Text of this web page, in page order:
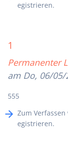
egistrieren.
1
Permanenter
am Do, 06/05/
555
Zum
egistrieren.